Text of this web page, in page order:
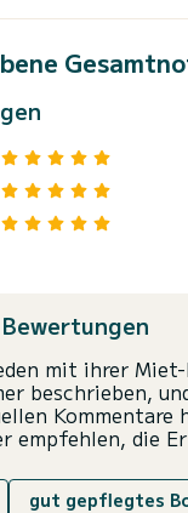
mit ihrer
beschrieben,
Kommentare
empfehlen, die
gut gepflegtes